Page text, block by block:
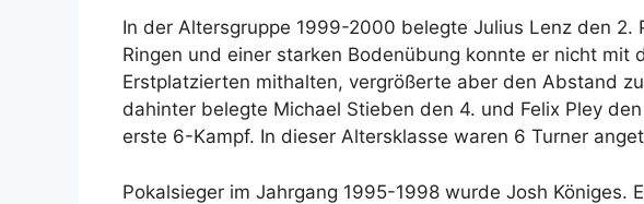
In der Altersgruppe 1999-2000 belegte Julius Lenz den 2.
Ringen und einer starken Bodenübung konnte er nicht mit
Erstplatzierten mithalten, vergrößerte aber den Abstand
dahinter belegte Michael Stieben den 4. und Felix Pley
erste 6-Kampf. In dieser Altersklasse waren 6 Turner
Pokalsieger im Jahrgang 1995-1998 wurde Josh Königes.